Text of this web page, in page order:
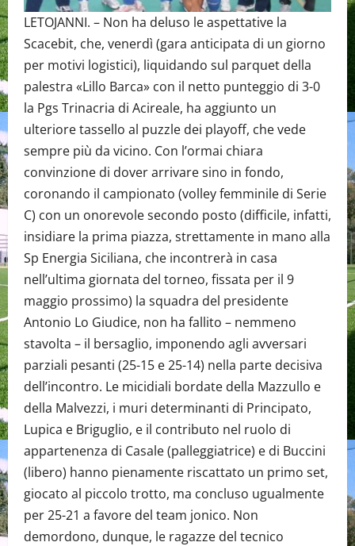
LETOJANNI. – Non ha deluso le aspettative la
Scacebit, che, venerdì (gara anticipata di un giorno
per motivi logistici), liquidando sul parquet della
palestra «Lillo Barca» con il netto punteggio di 3-0
la Pgs Trinacria di Acireale, ha aggiunto un
ulteriore tassello al puzzle dei playoff, che vede
sempre più da vicino. Con l’ormai chiara
convinzione di dover arrivare sino in fondo,
coronando il campionato (volley femminile di Serie
C) con un onorevole secondo posto (difficile, infatti,
insidiare la prima piazza, strettamente in mano alla
Sp Energia Siciliana, che incontrerà in casa
nell’ultima giornata del torneo, fissata per il 9
maggio prossimo) la squadra del presidente
Antonio Lo Giudice, non ha fallito – nemmeno
stavolta – il bersaglio, imponendo agli avversari
parziali pesanti (25-15 e 25-14) nella parte decisiva
dell’incontro. Le micidiali bordate della Mazzullo e
della Malvezzi, i muri determinanti di Principato,
Lupica e Briguglio, e il contributo nel ruolo di
appartenenza di Casale (palleggiatrice) e di Buccini
(libero) hanno pienamente riscattato un primo set,
giocato al piccolo trotto, ma concluso ugualmente
per 25-21 a favore del team jonico. Non
demordono, dunque, le ragazze del tecnico